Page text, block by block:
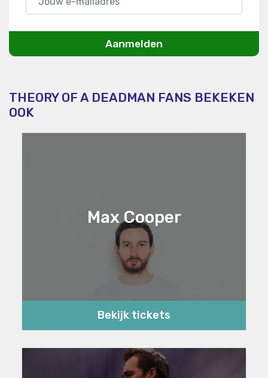
Aanmelden
THEORY OF A DEADMAN FANS BEKEKEN
OOK
Max Cooper
Bekijk tickets